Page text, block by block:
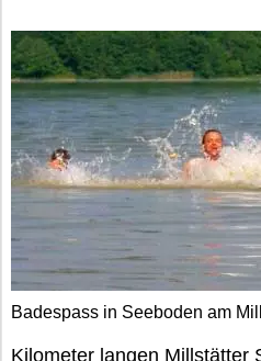
Badespass in Seeboden am
Kilometer langen Millstätter